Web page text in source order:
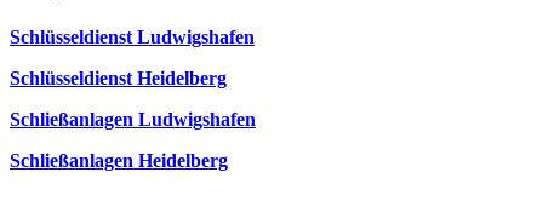
Schlüsseldienst Ludwigshafen
Schlüsseldienst Heidelberg
Schließanlagen Ludwigshafen
Schließanlagen Heidelberg